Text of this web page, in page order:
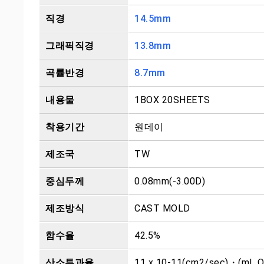
직경 14.5mm
그래픽직경 13.8mm
곡률반경 8.7mm
내용물 1BOX 20SHEETS
착용기간 원데이
제조국 TW
중심두께 0.08mm(-3.00D)
제조방식 CAST MOLD
함수율 42.5%